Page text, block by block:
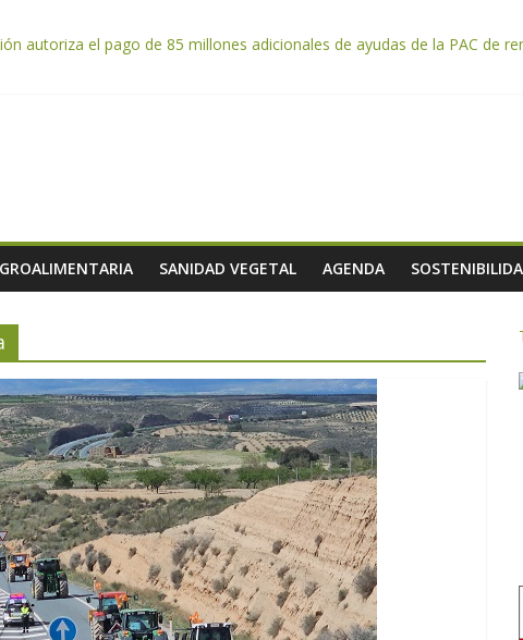
autoriza el pago de 85 millones adicionales de ayudas de la PAC de
impulsa un nuevo protocolo de certificación del ibérico para reforzar
confirman una cosecha desigual marcada por las inclemencias
SANIDAD VEGETAL AGENDA